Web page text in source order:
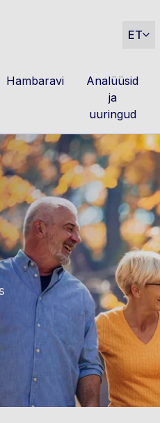
ET
Hambaravi
Analüüsid
ja
uuringud